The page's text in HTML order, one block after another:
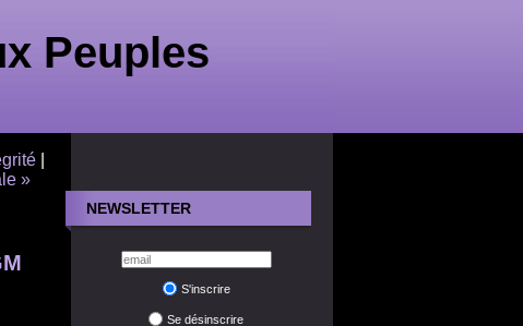
Peuples
NEWSLETTER
S'inscrire
Se désinscrire
»